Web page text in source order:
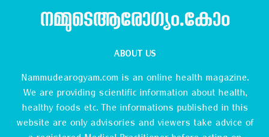
നമ്മുടെആരോഗ്യം.കോം
ABOUT US
Nammudearogyam.com is an online health magazine.
We are providing scientific information about health,
healthy foods etc. The informations published in this
website are only advisories and viewers take advice of